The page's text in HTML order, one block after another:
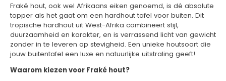
Fraké hout, ook wel Afrikaans eiken genoemd, is dé absolute
topper als het gaat om een hardhout tafel voor buiten. Dit
tropische hardhout uit West-Afrika combineert stijl,
duurzaamheid en karakter, en is verrassend licht van gewicht
zonder in te leveren op stevigheid. Een unieke houtsoort die
jouw buitentafel een luxe en natuurlijke uitstraling geeft!
Waarom kiezen voor Fraké hout?